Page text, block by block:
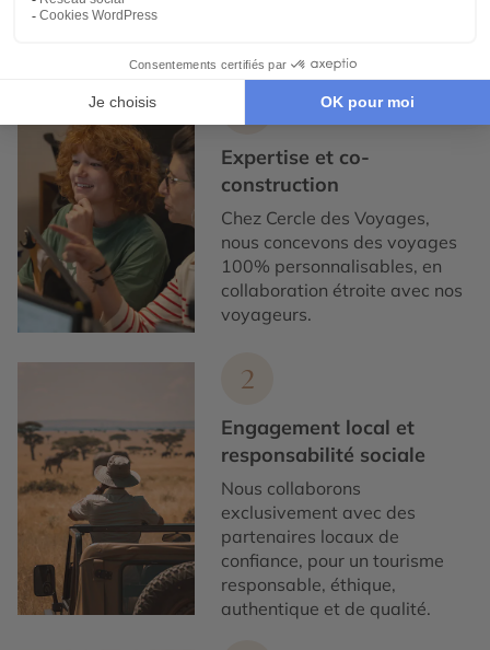
Expertise et co-construction
Expertise et co-
construction
Chez Cercle des Voyages,
nous concevons des voyages
100% personnalisables, en
collaboration étroite avec nos
voyageurs.
2
Engagement local et
responsabilité sociale
Nous collaborons
exclusivement avec des
partenaires locaux de
confiance, pour un tourisme
responsable, éthique,
authentique et de qualité.